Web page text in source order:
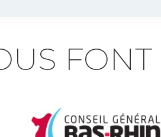
FONT